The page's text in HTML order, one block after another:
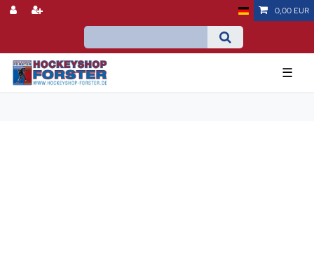
0,00 EUR
☰